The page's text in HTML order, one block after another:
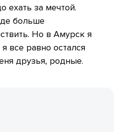
ехать за мечтой.
больше
Но в Амурск я
все равно остался
друзья, родные.